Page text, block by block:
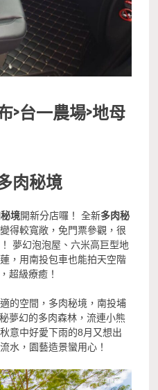
>台一農場>地母
肉秘境
境開新分店囉！ 全新多肉秘
得較寬敞，免門票參觀，很
夢幻泡泡屋、六米高巨型地
，用南投包車也能拍天空階
超級療癒！
的空間，多肉秘境，南投埔
夢幻的多肉森林，流連小熊
意中好愛下雨的8月又想出
水，園藝造景蠻用心！